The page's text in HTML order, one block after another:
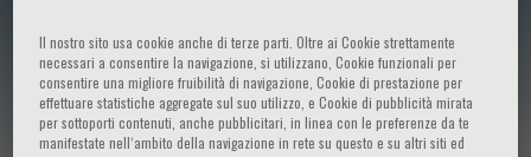
International congress - The vascular
endothelium: basic and clinical
aspects
Il nostro sito usa cookie anche di terze parti. Oltre ai Cookie strettamente
necessari a consentire la navigazione, si utilizzano, Cookie funzionali per
consentire una migliore fruibilità di navigazione, Cookie di prestazione per
effettuare statistiche aggregate sul suo utilizzo, e Cookie di pubblicità mirata
per sottoporti contenuti, anche pubblicitari, in linea con le preferenze da te
manifestate nell‘ambito della navigazione in rete su questo e su altri siti ed